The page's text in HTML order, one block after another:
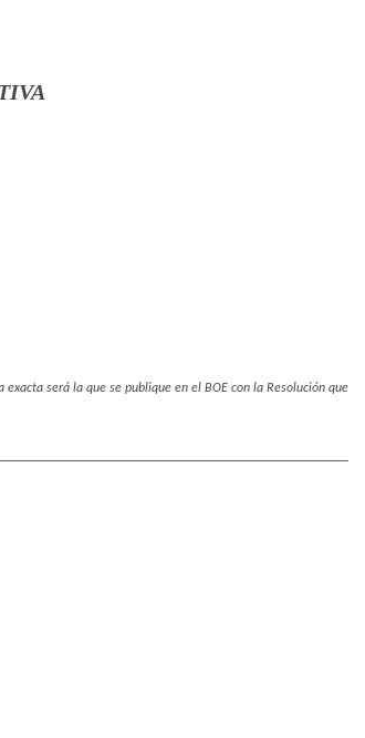
exacta será la que se publique en el BOE con la Resolución que